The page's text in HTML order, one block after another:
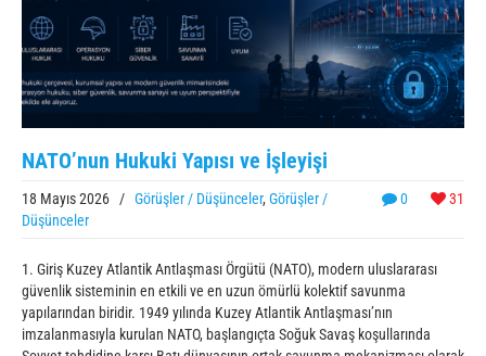
NATO’nun Hukuki Yapısı ve İşleyişi
0 31
18 Mayıs 2026 / Görüşler / Düşünceler, Görüşler /
Düşünceler
1. Giriş Kuzey Atlantik Antlaşması Örgütü (NATO), modern uluslararası
güvenlik sisteminin en etkili ve en uzun ömürlü kolektif savunma
yapılarından biridir. 1949 yılında Kuzey Atlantik Antlaşması’nın
imzalanmasıyla kurulan NATO, başlangıçta Soğuk Savaş koşullarında